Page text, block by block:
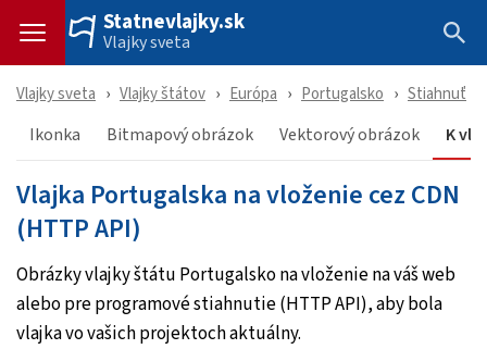
Statnevlajky.sk
Vlajky sveta
Vlajky sveta Vlajky štátov Európa Portugalsko Stiahnuť
Ikonka Bitmapový obrázok Vektorový obrázok K
Vlajka Portugalska na vloženie cez CDN
(HTTP API)
Obrázky vlajky štátu Portugalsko na vloženie na váš web
alebo pre programové stiahnutie (HTTP API), aby bola
vlajka vo vašich projektoch aktuálny.